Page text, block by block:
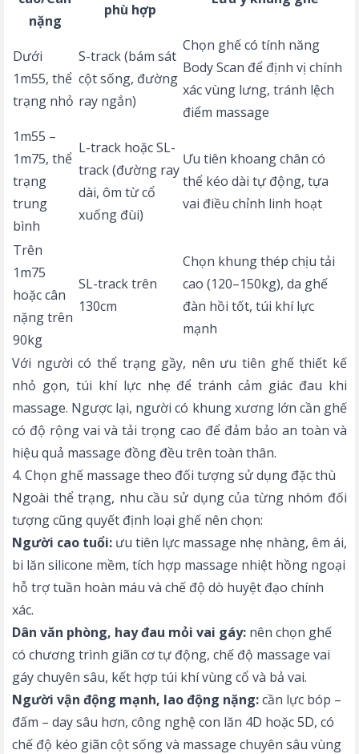
nặng
phù hợp
Dưới
1m55, thể
trạng nhỏ
S-track (bám sát
cột sống, đường
ray ngắn)
Chọn ghế có tính năng
Body Scan để định vị chính
xác vùng lưng, tránh lệch
điểm massage
1m55 –
1m75, thể
trạng
trung
bình
L-track hoặc SL-
track (đường ray
dài, ôm từ cổ
xuống đùi)
Ưu tiên khoang chân có
thể kéo dài tự động, tựa
vai điều chỉnh linh hoạt
Trên
1m75
hoặc cân
nặng trên
90kg
SL-track trên
130cm
Chọn khung thép chịu tải
cao (120–150kg), da ghế
đàn hồi tốt, túi khí lực
mạnh
Với người có thể trạng gầy, nên ưu tiên ghế thiết kế
nhỏ gọn, túi khí lực nhẹ để tránh cảm giác đau khi
massage. Ngược lại, người có khung xương lớn cần ghế
có độ rộng vai và tải trọng cao để đảm bảo an toàn và
hiệu quả massage đồng đều trên toàn thân.
4. Chọn ghế massage theo đối tượng sử dụng đặc thù
Ngoài thể trạng, nhu cầu sử dụng của từng nhóm đối
tượng cũng quyết định loại ghế nên chọn:
Người cao tuổi: ưu tiên lực massage nhẹ nhàng, êm ái,
bi lăn silicone mềm, tích hợp massage nhiệt hồng ngoại
hỗ trợ tuần hoàn máu và chế độ dò huyệt đạo chính
xác.
Dân văn phòng, hay đau mỏi vai gáy: nên chọn ghế
có chương trình giãn cơ tự động, chế độ massage vai
gáy chuyên sâu, kết hợp túi khí vùng cổ và bả vai.
Người vận động mạnh, lao động nặng:cần lực bóp –
đấm – day sâu hơn, công nghệ con lăn 4D hoặc 5D, có
chế độ kéo giãn cột sống và massage chuyên sâu vùng